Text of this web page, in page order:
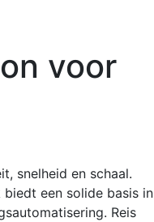
voor
snelheid en schaal.
een solide basis in
Reis